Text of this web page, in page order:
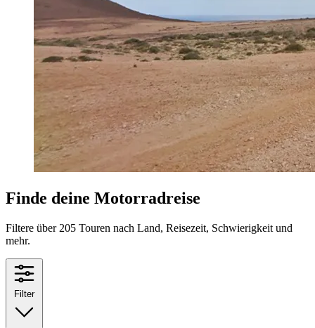
Finde deine Motorradreise
Filtere über 205 Touren nach Land, Reisezeit, Schwierigkeit und
mehr.
Filter